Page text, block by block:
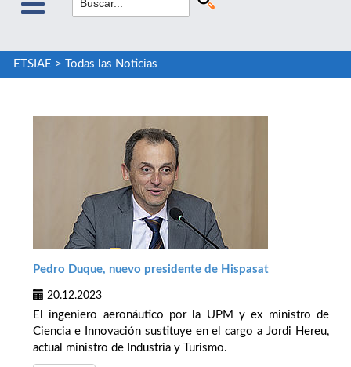
ETSIAE > Todas las Noticias
Pedro Duque, nuevo presidente de Hispasat
20.12.2023
El ingeniero aeronáutico por la UPM y ex ministro de
Ciencia e Innovación sustituye en el cargo a Jordi Hereu,
actual ministro de Industria y Turismo.